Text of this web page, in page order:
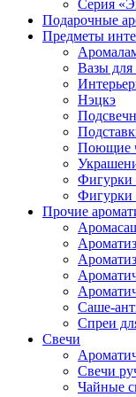
Серия
Подарочные
Предметы
Вазы для
Нэцкэ
Поющие
Фигурки
Фигурки
Прочие
Саше-
Спреи
Свечи
Свечи
Чайные